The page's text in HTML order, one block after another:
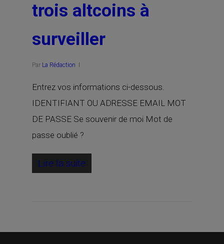
trois altcoins à
surveiller
Par La Rédaction
Entrez vos informations ci-dessous.
IDENTIFIANT OU ADRESSE EMAIL MOT
DE PASSE Se souvenir de moi Mot de
passe oublié ?
Lire la suite